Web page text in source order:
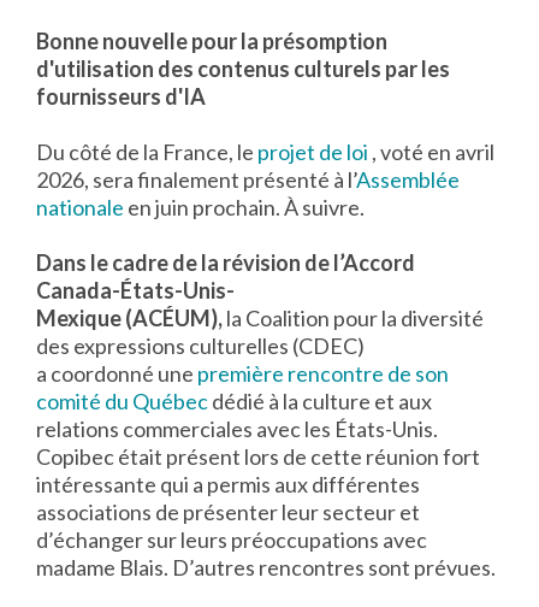
Bonne nouvelle pour la présomption
d'utilisation des contenus culturels par les
fournisseurs d'IA
Du côté de la France, le projet de loi , voté en avril
2026, sera finalement présenté à l’Assemblée
nationale en juin prochain. À suivre.
Dans le cadre de la révision de l’Accord
Canada-États-Unis-
Mexique (ACÉUM),la Coalition pour la diversité
des expressions culturelles (CDEC)
a coordonné une première rencontre de son
comité du Québecdédié à la culture et aux
relations commerciales avec les États-Unis.
Copibec était présent lors de cette réunion fort
intéressante qui a permis aux différentes
associations de présenter leur secteur et
d’échanger sur leurs préoccupations avec
madame Blais. D’autres rencontres sont prévues.